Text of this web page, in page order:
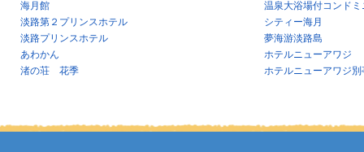
海月館
温泉大浴場付コンド
淡路第２プリンスホテル
シティー海月
淡路プリンスホテル
夢海游淡路島
あわかん
ホテルニューアワジ
渚の荘 花季
ホテルニューアワジ